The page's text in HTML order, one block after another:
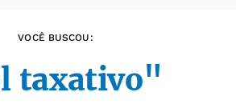
VOCÊ BUSCOU:
taxativo"